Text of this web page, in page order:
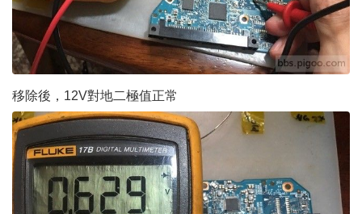
移除後，12V對地二極值正常